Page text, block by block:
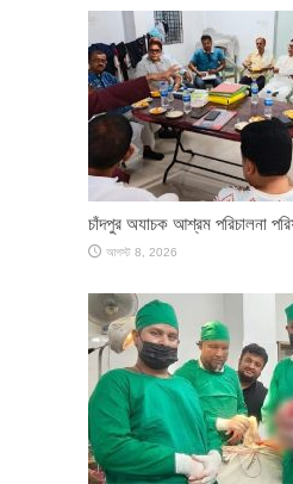
চাঁদপুর অযাচক আশ্রম পরিচালনা
আগস্ট 8, 2026